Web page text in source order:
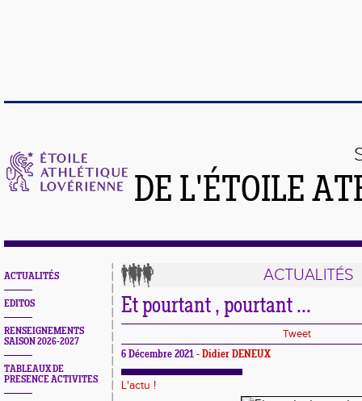
DE L'ÉTOILE
ACTUALITÉS
EDITOS
RENSEIGNEMENTS
SAISON 2026-2027
TABLEAUX DE
PRESENCE ACTIVITES
ACTUALITÉS
Et pourtant , pourtant ...
Tweet
6 Décembre 2021 - Didier DENEUX
L'actu !